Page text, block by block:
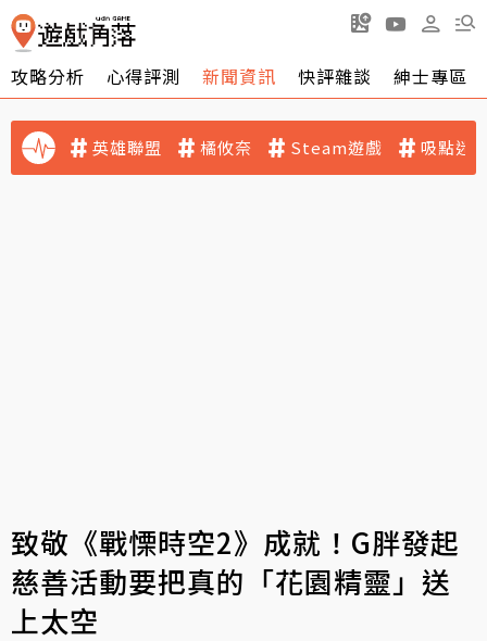
攻略分析 心得評測 新聞資訊 快評雜談 紳士專區
英雄聯盟 橘攸奈 Steam遊戲 吸點迷
致敬《戰慄時空2》成就！G胖發起
慈善活動要把真的「花園精靈」送
上太空